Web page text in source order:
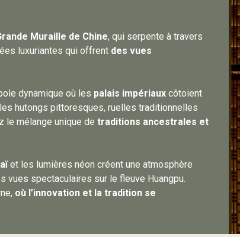
Muraille de Chine, qui serpente à travers
luxuriantes qui offrent des vues
dynamique où les palais impériaux côtoient
hutongs pittoresques, ruelles traditionnelles
le mélange unique detraditions ancestrales et
et les lumières néon créent une atmosphère
vues spectaculaires sur le fleuve Huangpu.
où l’innovation et la tradition se